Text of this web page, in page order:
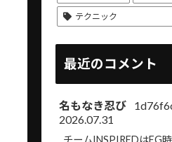
テクニック
最近のコメント
名もなき忍び
2026.07.31
チームINSPIREDはEG